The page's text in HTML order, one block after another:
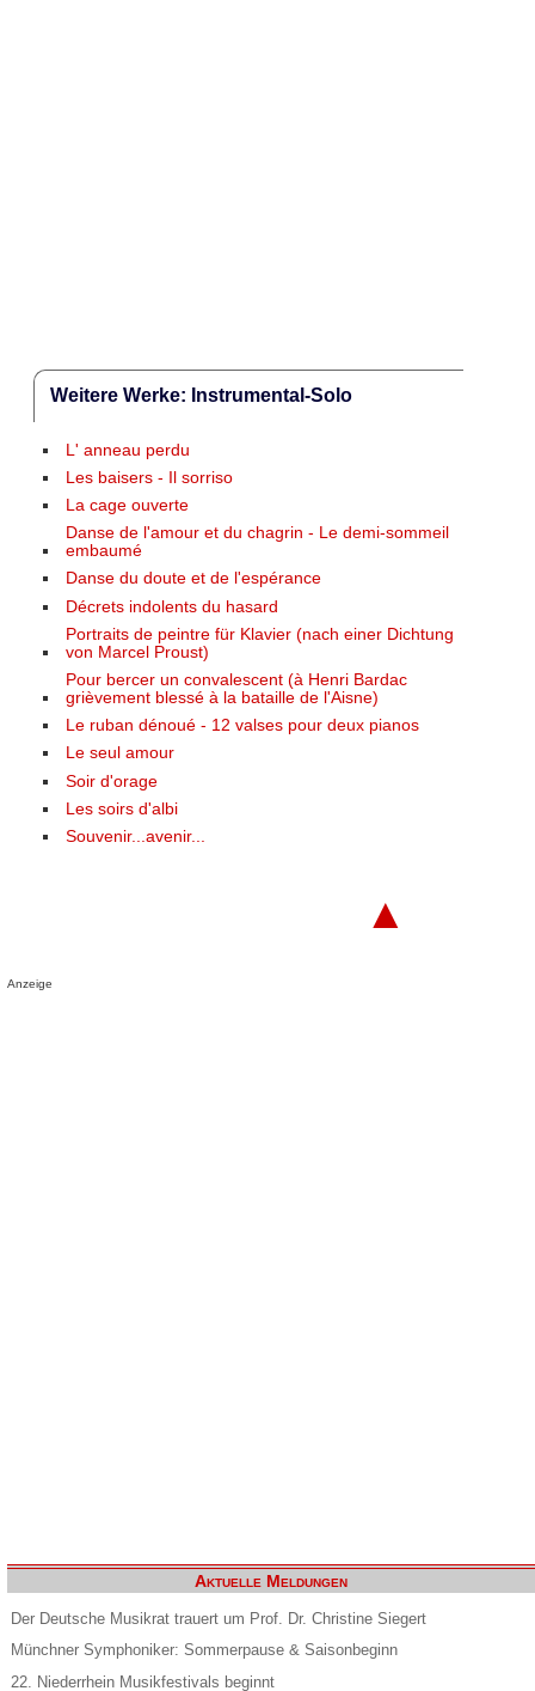
Weitere Werke: Instrumental-Solo
L' anneau perdu
Les baisers - Il sorriso
La cage ouverte
Danse de l'amour et du chagrin - Le demi-sommeil
embaumé
Danse du doute et de l'espérance
Décrets indolents du hasard
Portraits de peintre für Klavier (nach einer Dichtung
von Marcel Proust)
Pour bercer un convalescent (à Henri Bardac
grièvement blessé à la bataille de l'Aisne)
Le ruban dénoué - 12 valses pour deux pianos
Le seul amour
Soir d'orage
Les soirs d'albi
Souvenir...avenir...
▲
Anzeige
Aktuelle Meldungen
Der Deutsche Musikrat trauert um Prof. Dr. Christine Siegert
Münchner Symphoniker: Sommerpause & Saisonbeginn
22. Niederrhein Musikfestivals beginnt